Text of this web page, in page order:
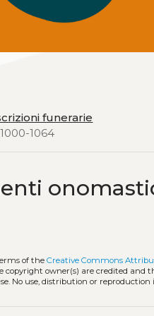
funerarie
1064
of theCreative Commons
owner(s) are credited and
No use, distribution or